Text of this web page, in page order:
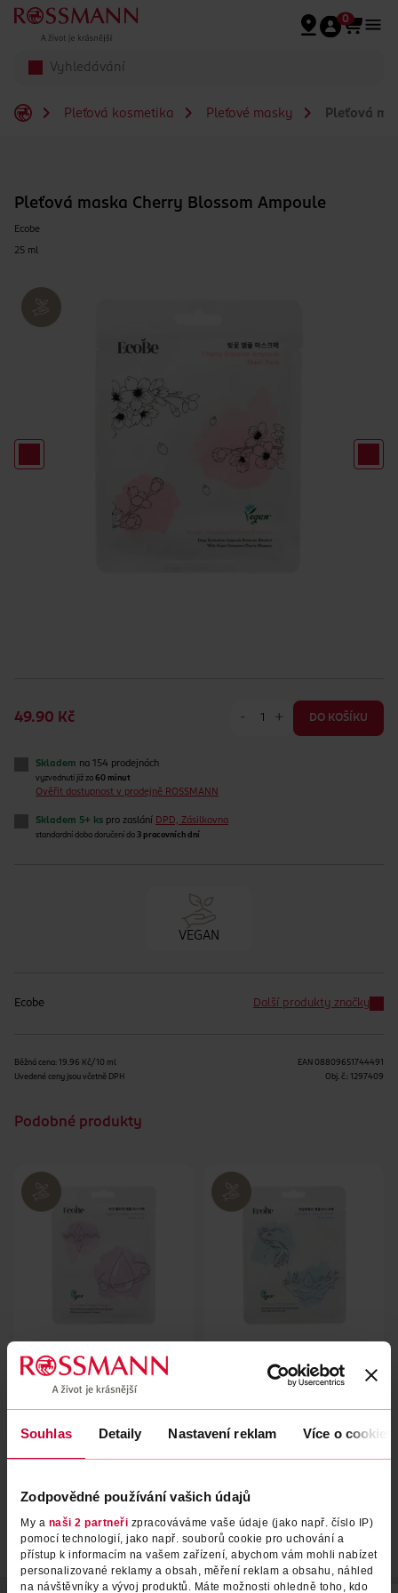
Souhlas Detaily Nastavení reklam Více o cookies
Zodpovědné používání vašich údajů
My a naši 2 partneři zpracováváme vaše údaje (jako např. číslo IP)
pomocí technologií, jako např. souborů cookie pro uchování a
přístup k informacím na vašem zařízení, abychom vám mohli nabízet
personalizované reklamy a obsah, měření reklam a obsahu, náhled
na návštěvníky a vývoj produktů. Máte možnosti ohledně toho, kdo
Přeskočit na hlavmní obsah
0
Pleťová kosmetika Pleťové masky Pleťová
Pleťová maska Cherry Blossom Ampoule
Ecobe
25 ml
49.90 Kč - + DO KOŠÍKU
Skladem na 154 prodejnách
vyzvednutí již za 60 minut
Ověřit dostupnost v prodejně ROSSMANN
Skladem 5+ ks pro zaslání DPD, Zásilkovna
standardní doba doručení do 3 pracovních dní
VEGAN
Ecobe Další produkty značky
Běžná cena: 19.96 Kč/10 ml
Uvedené ceny jsou včetně DPH
EAN 08809651744491
Obj. č.: 1297409
Podobné produkty
Hydratační pleťová maska
Ecobe 25 ml
49.90 Kč
Hyaluronic Acid Ampoule
Ecobe 25 ml
49.90 Kč